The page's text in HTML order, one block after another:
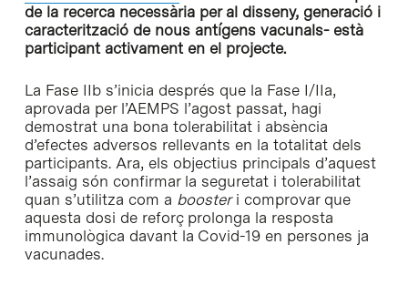
de la recerca necessària per al disseny, generació i
caracterització de nous antígens vacunals- està
participant activament en el projecte.
La Fase IIb s’inicia després que la Fase I/IIa,
aprovada per l’AEMPS l’agost passat, hagi
demostrat una bona tolerabilitat i absència
d’efectes adversos rellevants en la totalitat dels
participants. Ara, els objectius principals d’aquest
l’assaig són confirmar la seguretat i tolerabilitat
quan s’utilitza com a boosteri comprovar que
aquesta dosi de reforç prolonga la resposta
immunològica davant la Covid-19 en persones ja
vacunades.